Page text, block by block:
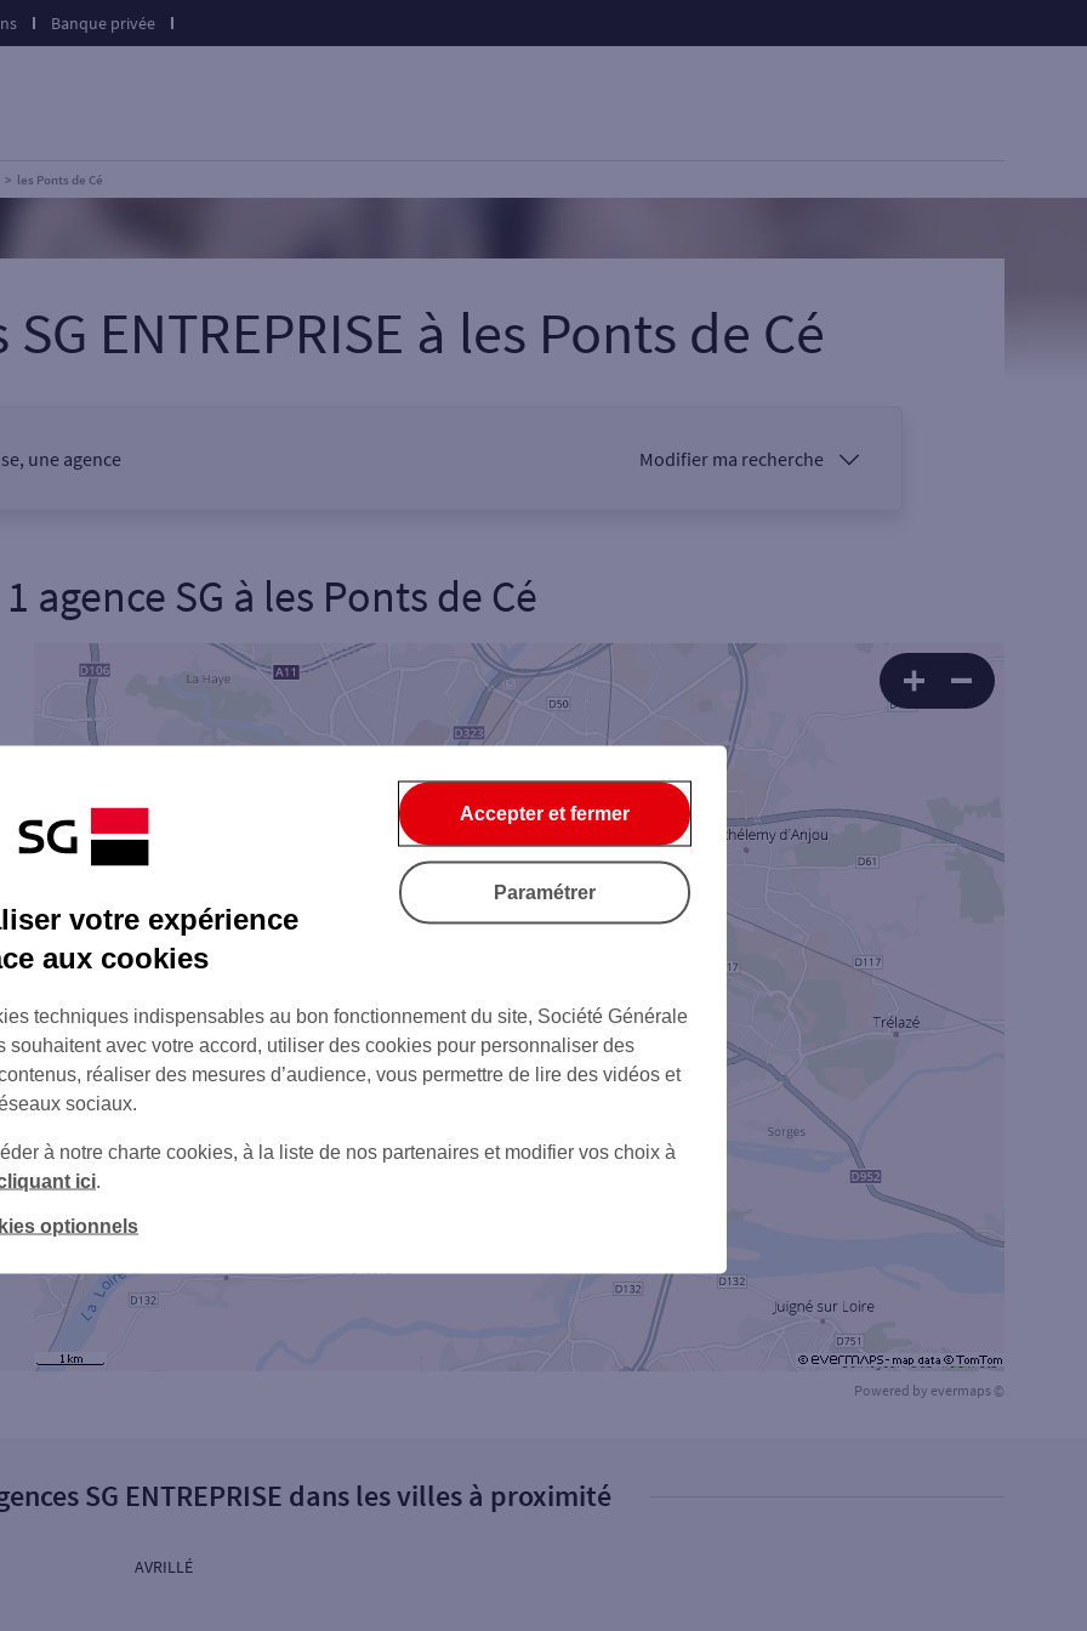
Banque privée
les Ponts de Cé
ENTREPRISE à les Ponts de Cé
une agence Modifier ma recherche
Entreprise
Ouverte le lundi
Rechercher
1 agence SG à les Ponts de Cé
1
Powered by evermaps ©
SG ENTREPRISE dans les villes à proximité
AVRILLÉ
votre expérience
aux cookies
techniques indispensables au bon fonctionnement du site, Société Générale
souhaitent avec votre accord, utiliser des cookies pour personnaliser des
réaliser des mesures d’audience, vous permettre de lire des vidéos et
sociaux.
à notre charte cookies, à la liste de nos partenaires et modifier vos choix à
ici
optionnels
Accepter et fermer
Paramétrer